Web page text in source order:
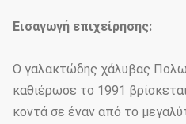
ψευδάργυρου
Συγκολλητική
δύναμη του
επιστρώματος
ψευδάργυρου
Εισαγωγή επιχείρησης:
Ο γαλακτώδης χάλυβας
καθιέρωσε το 1991
κοντά σε έναν από το